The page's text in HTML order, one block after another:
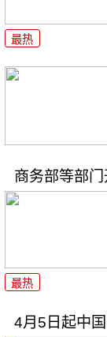
最热
商务部等部
最热
4月5日起中